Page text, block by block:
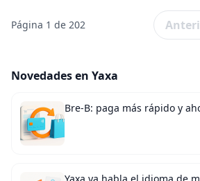
Página 1 de 202
Novedades en Yaxa
Bre-B: paga más rápido y